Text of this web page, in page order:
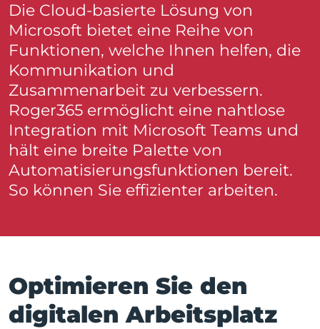
Die Cloud-basierte Lösung von
Microsoft bietet eine Reihe von
Funktionen, welche Ihnen helfen, die
Kommunikation und
Zusammenarbeit zu verbessern.
Roger365 ermöglicht eine nahtlose
Integration mit Microsoft Teams und
hält eine breite Palette von
Automatisierungsfunktionen bereit.
So können Sie effizienter arbeiten.
Optimieren Sie den
digitalen Arbeitsplatz